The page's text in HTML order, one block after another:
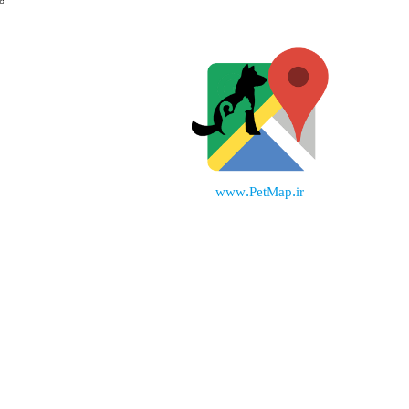
www.PetMap.ir